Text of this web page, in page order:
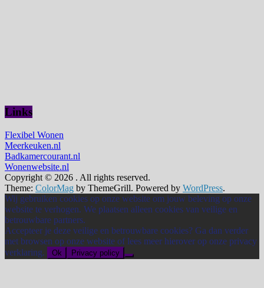
Links
Flexibel Wonen
Meerkeuken.nl
Badkamercourant.nl
Wonenwebsite.nl
Copyright © 2026 . All rights reserved.
Theme: ColorMag by ThemeGrill. Powered by WordPress.
Wij gebruiken cookies op onze website om jouw beleving op onze
website te verhogen. We plaatsen alleen cookies van veilige en
betrouwbare partners.
Accepteer je deze veilige en betrouwbare cookies? Ga dan verder
met browsen op onze website of lees meer hierover op onze privacy
verklaring.
Ok Privacy policy